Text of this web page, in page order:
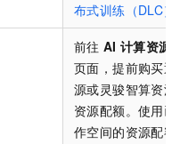
布式训练（DLC）
前往 AI 计算资源
页面，提前购买
源或灵骏智算资
资源配额。使用
作空间的资源配额